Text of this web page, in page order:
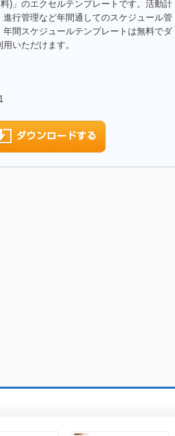
)」のエクセルテンプレートです。活動計
行管理など年間通してのスケジュール管
間スケジュールテンプレートは無料でダ
いただけます。